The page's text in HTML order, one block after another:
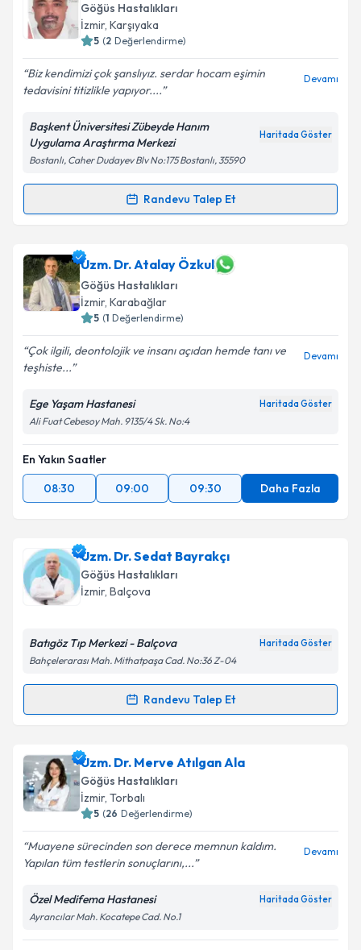
Göğüs Hastalıkları
İzmir, Karşıyaka
5 (2 Değerlendirme)
Biz kendimizi çok şanslıyız. serdar hocam eşimin
tedavisini titizlikle yapıyor....
Devamı
Başkent Üniversitesi Zübeyde Hanım
Uygulama Araştırma Merkezi
Haritada Göster
Bostanlı, Caher Dudayev Blv No:175 Bostanlı, 35590
Randevu Talep Et
Randevu Takvimi Talebi
Prof. Dr. Serdar Berkiçin randevu takvimi talebi
oluşturun. Size bu uzmandan randevu almanız için bir
takvim hazırlandığında e-posta ile bilgilendireceğiz.
E-posta Adresiniz
Kişisel verilerimin işlenmesine ilişkin
Aydınlatma
Metni'ni okudum ve kişisel verilerimin belirtilen
Takvim Talebini Gönder
Uzm. Dr. Atalay Özkul
Göğüs Hastalıkları
İzmir, Karabağlar
5 (1 Değerlendirme)
Çok ilgili, deontolojik ve insanı açıdan hemde tanı ve
teşhiste...
Devamı
Ege Yaşam Hastanesi Haritada Göster
Ali Fuat Cebesoy Mah. 9135/4 Sk. No:4
En Yakın Saatler
08:30
09:00 09:30 Daha Fazla
Uzm. Dr. Sedat Bayrakçı
Göğüs Hastalıkları
İzmir, Balçova
Batıgöz Tıp Merkezi - Balçova Haritada Göster
Bahçelerarası Mah. Mithatpaşa Cad. No:36 Z-04
Randevu Talep Et
Randevu Takvimi Talebi
Uzm. Dr. Sedat Bayrakçıiçin randevu takvimi talebi
oluşturun. Size bu uzmandan randevu almanız için bir
takvim hazırlandığında e-posta ile bilgilendireceğiz.
Kişisel verilerimin işlenmesine ilişkin
Aydınlatma
Metni'ni okudum ve kişisel verilerimin belirtilen
kapsamda işlenmesini kabul ediyorum.
Uzm. Dr. Merve Atılgan Ala
Göğüs Hastalıkları
İzmir, Torbalı
5 (26 Değerlendirme)
Muayene sürecinden son derece memnun kaldım.
Yapılan tüm testlerin sonuçlarını,...
Devamı
Özel Medifema Hastanesi Haritada Göster
Ayrancılar Mah. Kocatepe Cad. No.1